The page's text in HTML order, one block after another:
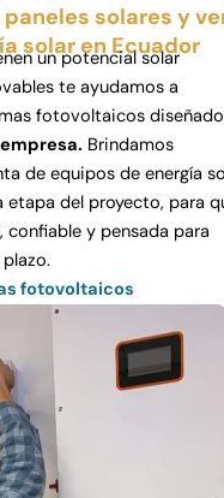
solares y
solar en Ecuador
un potencial solar
te ayudamos a
fotovoltaicos
Brindamos
de equipos de energía
del proyecto, para
y pensada para
fotovoltaicos